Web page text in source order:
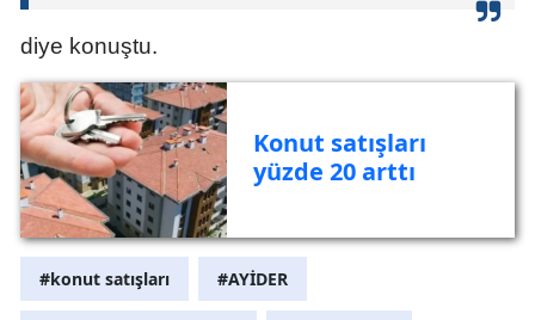
diye konuştu.
Konut satışları
yüzde 20 arttı
#konut satışları #AYİDER